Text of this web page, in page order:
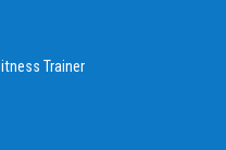
Trainer